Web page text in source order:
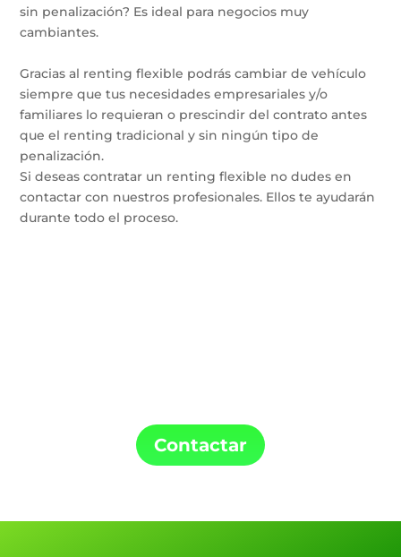
sin penalización? Es ideal para negocios muy
cambiantes.
Gracias al renting flexible podrás cambiar de vehículo
siempre que tus necesidades empresariales y/o
familiares lo requieran o prescindir del contrato antes
que el renting tradicional y sin ningún tipo de
penalización.
Si deseas contratar un renting flexible no dudes en
contactar con nuestros profesionales. Ellos te ayudarán
durante todo el proceso.
Contactar